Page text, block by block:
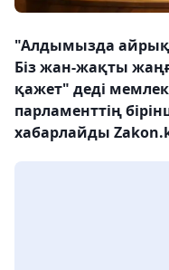
"Алдымызда
Біз жан-жақты
қажет" деді
парламенттің
хабарлайды